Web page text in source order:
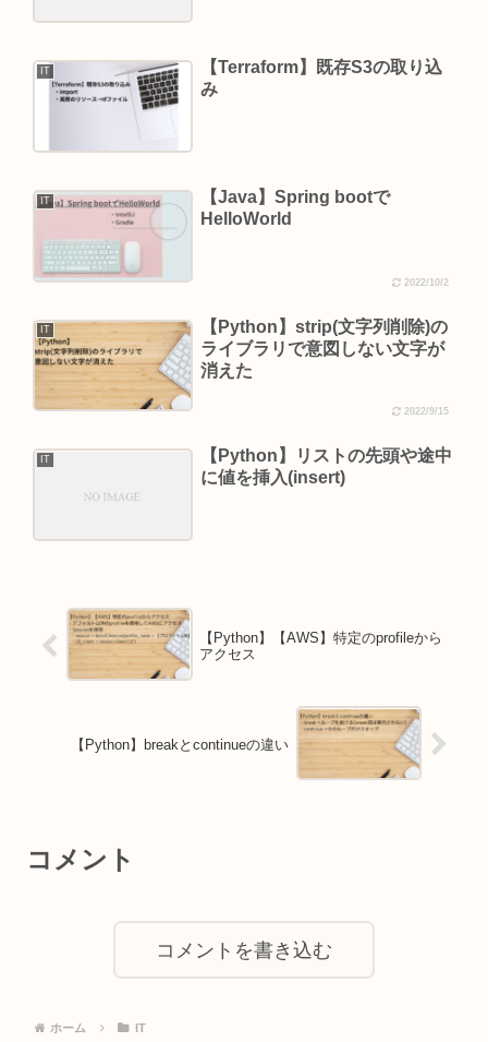
IT
【Terraform】既存S3の取り込
み
IT
【Java】Spring bootで
HelloWorld
2022/10/2
IT
【Python】strip(文字列削除)の
ライブラリで意図しない文字が
消えた
2022/9/15
IT
【Python】リストの先頭や途中
に値を挿入(insert)
【Python】【AWS】特定のprofileから
アクセス
【Python】breakとcontinueの違い
コメント
コメントを書き込む
ホーム IT